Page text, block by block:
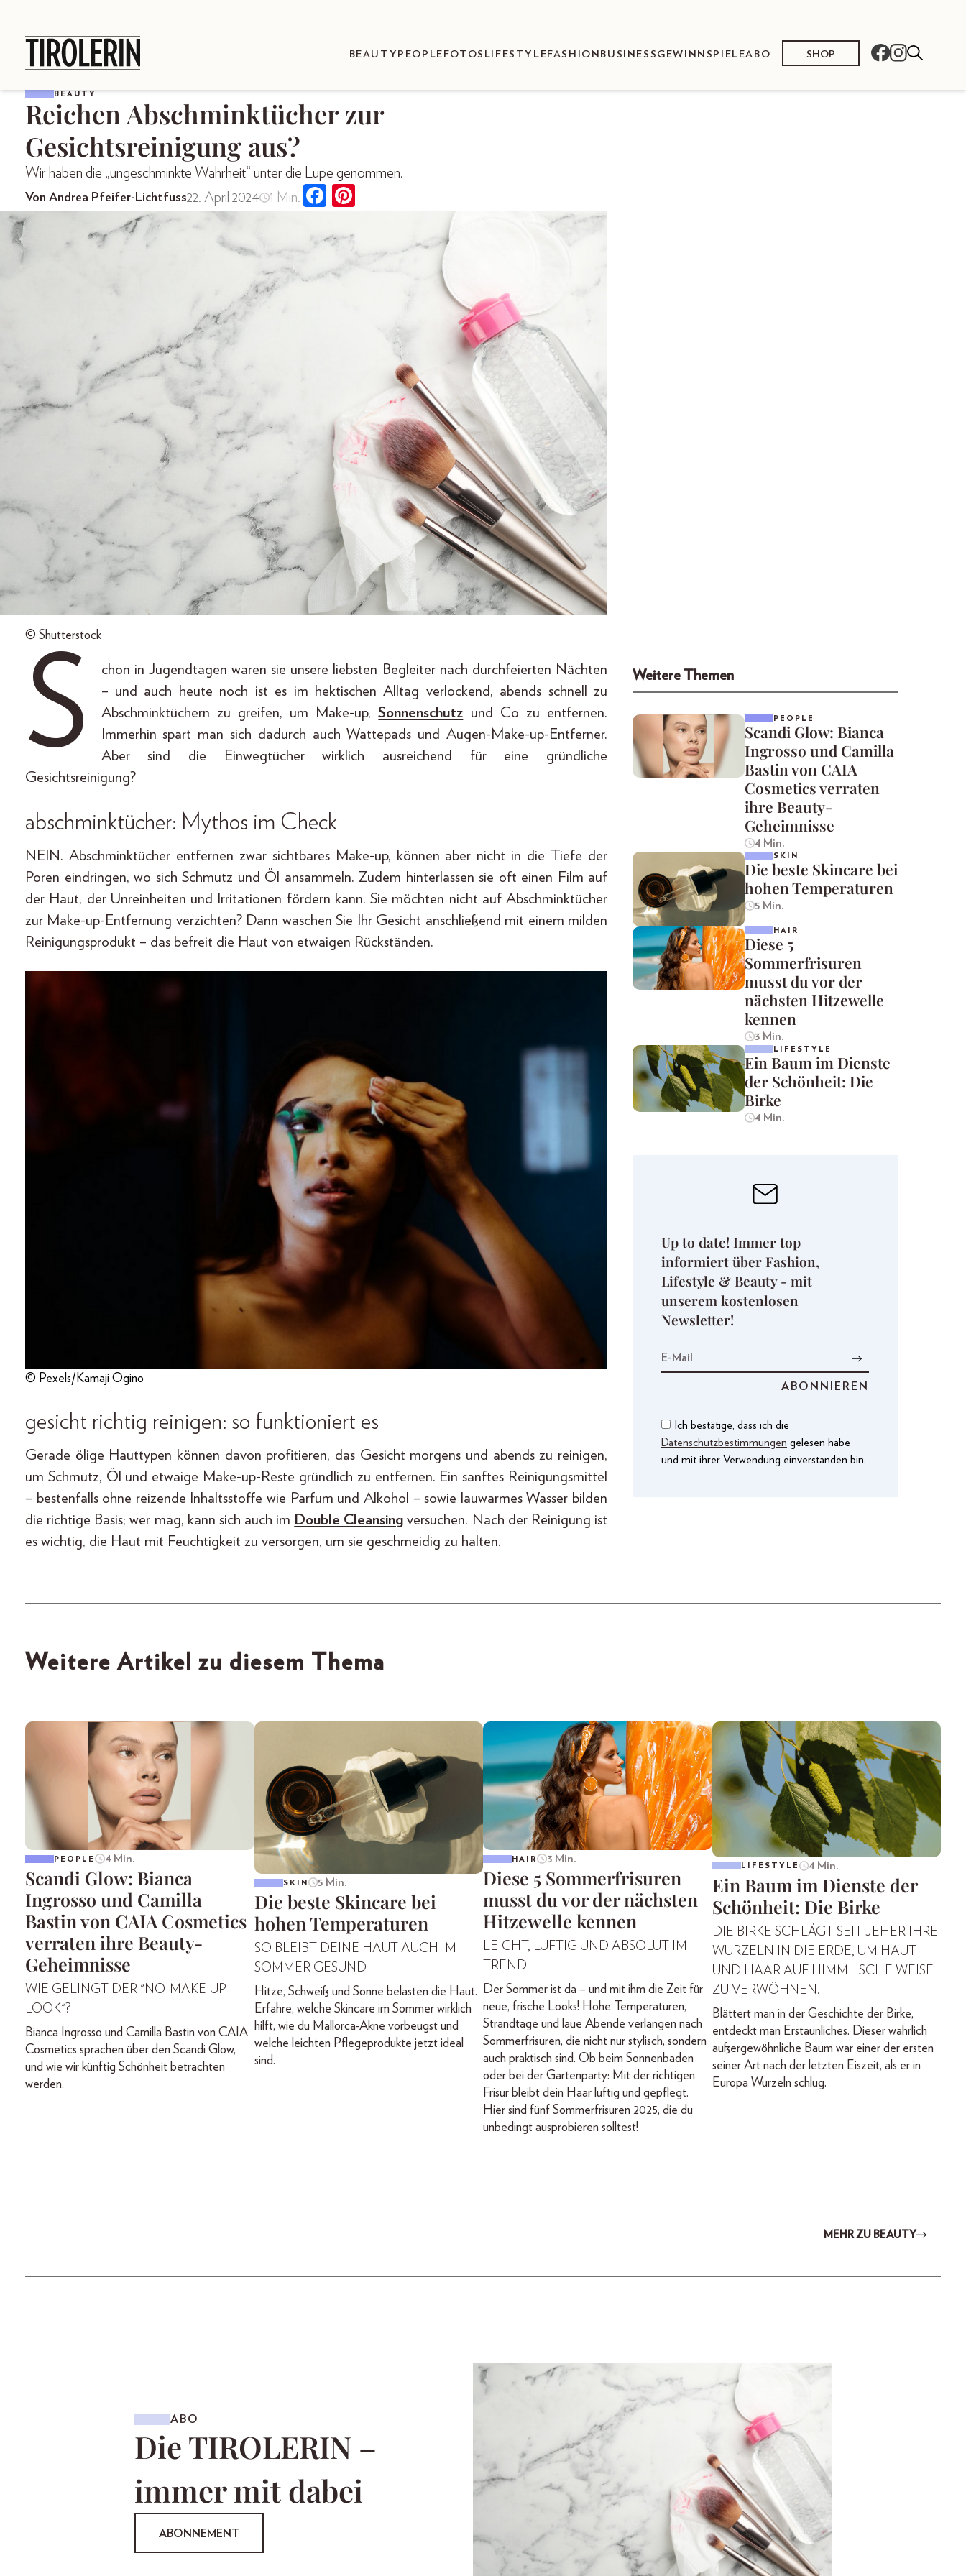
BEAUTY PEOPLE FOTOS LIFESTYLE FASHION BUSINESS GEWINNSPIELEABO SHOP
BEAUTY
Reichen Abschminktücher zur
Gesichtsreinigung aus?
Wir haben die „ungeschminkte Wahrheit“ unter die Lupe genommen.
Von Andrea Pfeifer-Lichtfuss22. April 2024 1 Min.
© Shutterstock
S
chon in Jugendtagen waren sie unsere liebsten Begleiter nach durchfeierten Nächten
– und auch heute noch ist es im hektischen Alltag verlockend, abends schnell zu
Abschminktüchern zu greifen, um Make-up,Sonnenschutz und Co zu entfernen.
Immerhin spart man sich dadurch auch Wattepads und Augen-Make-up-Entferner.
Aber sind die Einwegtücher wirklich ausreichend für eine gründliche
Gesichtsreinigung?
abschminktücher: Mythos im Check
NEIN. Abschminktücher entfernen zwar sichtbares Make-up, können aber nicht in die Tiefe der
Poren eindringen, wo sich Schmutz und Öl ansammeln. Zudem hinterlassen sie oft einen Film auf
der Haut, der Unreinheiten und Irritationen fördern kann. Sie möchten nicht auf Abschminktücher
zur Make-up-Entfernung verzichten? Dann waschen Sie Ihr Gesicht anschließend mit einem milden
Reinigungsprodukt – das befreit die Haut von etwaigen Rückständen.
© Pexels/Kamaji Ogino
gesicht richtig reinigen: so funktioniert es
Gerade ölige Hauttypen können davon profitieren, das Gesicht morgens und abends zu reinigen,
um Schmutz, Öl und etwaige Make-up-Reste gründlich zu entfernen. Ein sanftes Reinigungsmittel
– bestenfalls ohne reizende Inhaltsstoffe wie Parfum und Alkohol – sowie lauwarmes Wasser bilden
die richtige Basis; wer mag, kann sich auch im Double Cleansing versuchen. Nach der Reinigung ist
es wichtig, die Haut mit Feuchtigkeit zu versorgen, um sie geschmeidig zu halten.
Weitere Themen
PEOPLE
Scandi Glow: Bianca
Ingrosso und Camilla
Bastin von CAIA
Cosmetics verraten
ihre Beauty-
Geheimnisse
4 Min.
SKIN
Die beste Skincare bei
hohen Temperaturen
5 Min.
HAIR
Diese 5
Sommerfrisuren
musst du vor der
nächsten Hitzewelle
kennen
3 Min.
LIFESTYLE
Ein Baum im Dienste
der Schönheit: Die
Birke
4 Min.
Up to date! Immer top
informiert über Fashion,
Lifestyle & Beauty - mit
unserem kostenlosen
Newsletter!
Ich bestätige, dass ich die
Datenschutzbestimmungen gelesen habe
und mit ihrer Verwendung einverstanden bin.
Weitere Artikel zu diesem Thema
PEOPLE 4 Min.
Scandi Glow: Bianca
Ingrosso und Camilla
Bastin von CAIA Cosmetics
verraten ihre Beauty-
Geheimnisse
WIE GELINGT DER "NO-MAKE-UP-
LOOK"?
Bianca Ingrosso und Camilla Bastin von CAIA
Cosmetics sprachen über den Scandi Glow,
und wie wir künftig Schönheit betrachten
werden.
SKIN 5 Min.
Die beste Skincare bei
hohen Temperaturen
SO BLEIBT DEINE HAUT AUCH IM
SOMMER GESUND
Hitze, Schweiß und Sonne belasten die Haut.
Erfahre, welche Skincare im Sommer wirklich
hilft, wie du Mallorca-Akne vorbeugst und
welche leichten Pflegeprodukte jetzt ideal
sind.
HAIR 3 Min.
Diese 5 Sommerfrisuren
musst du vor der nächsten
Hitzewelle kennen
LEICHT, LUFTIG UND ABSOLUT IM
TREND
Der Sommer ist da – und mit ihm die Zeit für
neue, frische Looks! Hohe Temperaturen,
Strandtage und laue Abende verlangen nach
Sommerfrisuren, die nicht nur stylisch, sondern
auch praktisch sind. Ob beim Sonnenbaden
oder bei der Gartenparty: Mit der richtigen
Frisur bleibt dein Haar luftig und gepflegt.
Hier sind fünf Sommerfrisuren 2025, die du
unbedingt ausprobieren solltest!
LIFESTYLE 4 Min.
Ein Baum im Dienste der
Schönheit: Die Birke
DIE BIRKE SCHLÄGT SEIT JEHER IHRE
WURZELN IN DIE ERDE, UM HAUT
UND HAAR AUF HIMMLISCHE WEISE
ZU VERWÖHNEN.
Blättert man in der Geschichte der Birke,
entdeckt man Erstaunliches. Dieser wahrlich
außergewöhnliche Baum war einer der ersten
seiner Art nach der letzten Eiszeit, als er in
Europa Wurzeln schlug.
MEHR ZU BEAUTY
ABO
Die TIROLERIN –
immer mit dabei
ABONNEMENT